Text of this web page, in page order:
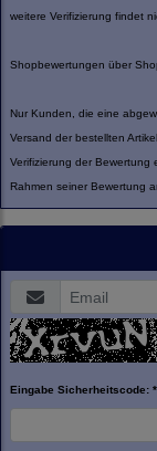
weitere Verifizierung findet
Shopbewertungen über
Nur Kunden, die eine
Versand der bestellten
Verifizierung der Bewertung
Rahmen seiner Bewertung
Eingabe Sicherheitscode: *